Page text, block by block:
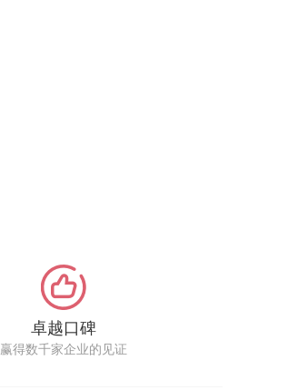
卓越口碑
赢得数千家企业的见证